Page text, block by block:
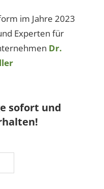
im Jahre 2023
Experten für
Dr.
sofort und